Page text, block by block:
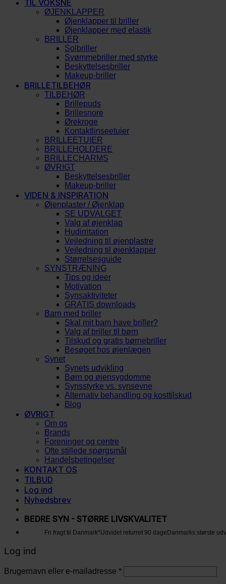
TIL VOKSNE
ØJENKLAPPER
Øjenklapper til briller
Øjenklapper med elastik
BRILLER
Solbriller
Svømmebriller med styrke
Beskyttelsesbriller
Makeup-briller
BRILLETILBEHØR
TILBEHØR
Brillepuds
Brillesnore
Ørekroge
Kontaktlinseetuier
BRILLEETUIER
BRILLEHOLDERE
BRILLECHARMS
ØVRIGT
Beskyttelsesbriller
Makeup-briller
VIDEN & INSPIRATION
Øjenplaster / Øjenklap
SE UDVALGET
Valg af øjenklap
Hudirritation
Vejledning til øjenplastre
Vejledning til øjenklapper
Størrelsesguide
SYNSTRÆNING
Tips og ideer
Motivation
Synsaktiviteter
GRATIS downloads
Barn med briller
Skal mit barn have briller?
Valg af briller til børn
Tilskud og gratis børnebriller
Besøget hos øjenlægen
Synet
Synets udvikling
Børn og øjensygdomme
Synsstyrke vs. synsevne
Alternativ behandling og kosttilskud
Blog
ØVRIGT
Om os
Brands
Foreninger og centre
Ofte stillede spørgsmål
Handelsbetingelser
KONTAKT OS
TILBUD
Log ind
Nyhedsbrev
BEDRE SYN - STØRRE LIVSKVALITET
Fri fragt til Danmark*Udvidet returret 90 dageDanmarks største
Log ind
Brugernavn eller e-mailadresse *